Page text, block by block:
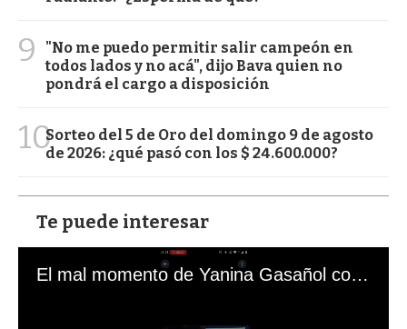
9
"No me puedo permitir salir campeón en
todos lados y no acá", dijo Bava quien no
pondrá el cargo a disposición
10Sorteo del 5 de Oro del domingo 9 de agosto
de 2026: ¿qué pasó con los $ 24.600.000?
Te puede interesar
El mal momento de Yanina Gasañol con un hincha argentino en "Subrayado"